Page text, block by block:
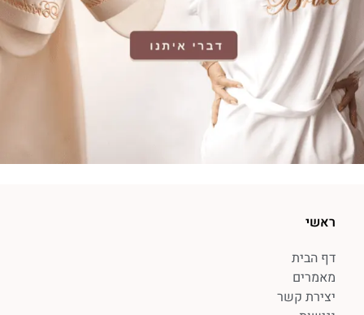
ראשי
דף הבית
מאמרים
יצירת קשר